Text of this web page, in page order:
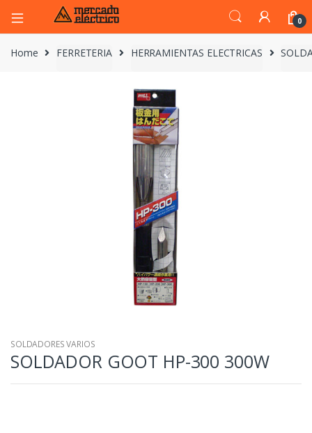
0
Home FERRETERIA HERRAMIENTAS ELECTRICAS
SOLDADORES VARIOS
SOLDADOR GOOT HP-300 300W